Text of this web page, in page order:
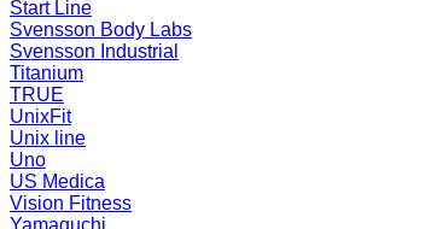
Start Line
Svensson Body Labs
Svensson Industrial
Titanium
TRUE
UnixFit
Unix line
Uno
US Medica
Vision Fitness
Yamaguchi